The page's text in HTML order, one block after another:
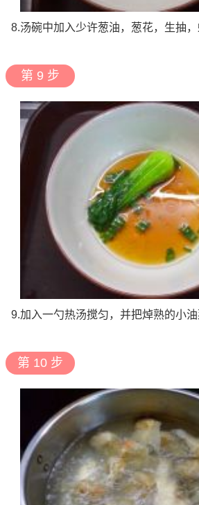
8.汤碗中加入少许葱油，葱花，生抽，
第 9 步
9.加入一勺热汤搅匀，并把焯熟的小油
第 10 步